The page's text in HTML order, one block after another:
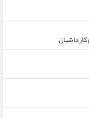
کارداشیان